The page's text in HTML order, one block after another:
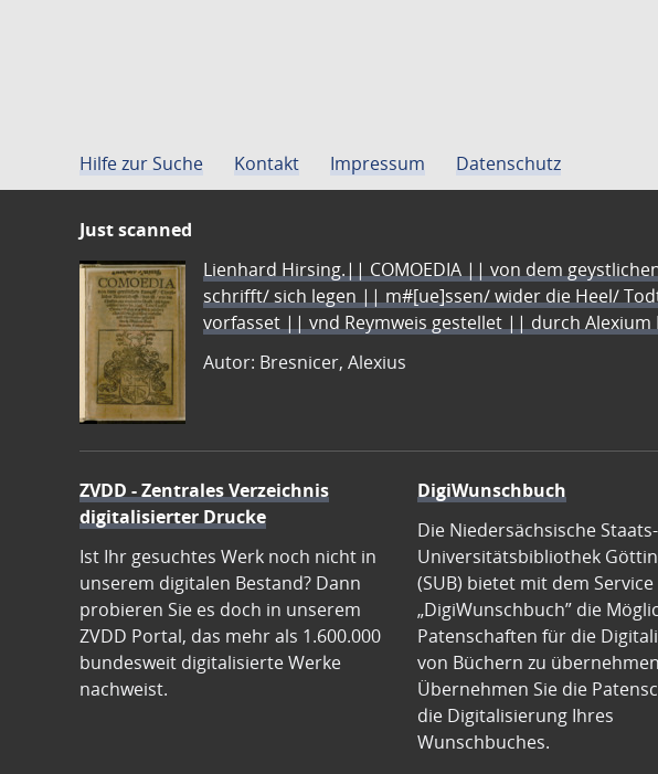
Hilfe zur Suche Kontakt Impressum Datenschutz
Just scanned
Lienhard Hirsing.|| COMOEDIA || von dem
schrifft/ sich legen || m#[ue]ssen/ wider die Heel/
vorfasset || vnd Reymweis gestellet || durch
Autor: Bresnicer, Alexius
ZVDD - Zentrales Verzeichnis
digitalisierter Drucke
Ist Ihr gesuchtes Werk noch nicht in
unserem digitalen Bestand? Dann
probieren Sie es doch in unserem
ZVDD Portal, das mehr als 1.600.000
bundesweit digitalisierte Werke
nachweist.
DigiWunschbuch
Die Niedersächsische
Universitätsbibliothek
(SUB) bietet mit dem Service
„DigiWunschbuch” die
Patenschaften für die
von Büchern zu
Übernehmen Sie die
die Digitalisierung Ihres
Wunschbuches.